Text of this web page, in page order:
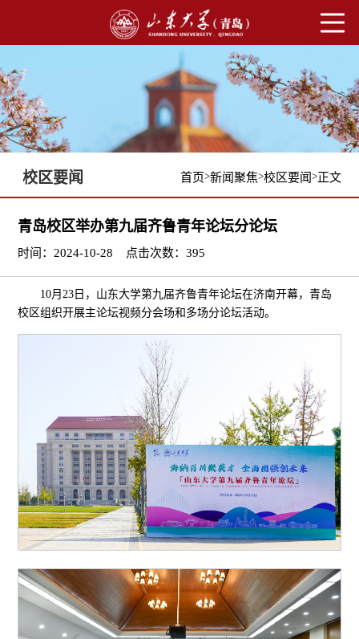
校区要闻 首页>新闻聚焦>校区要闻 >正文
青岛校区举办第九届齐鲁青年论坛分论坛
时间：2024-10-28 点击次数：395
10月23日，山东大学第九届齐鲁青年论坛在济南开幕，青岛
校区组织开展主论坛视频分会场和多场分论坛活动。